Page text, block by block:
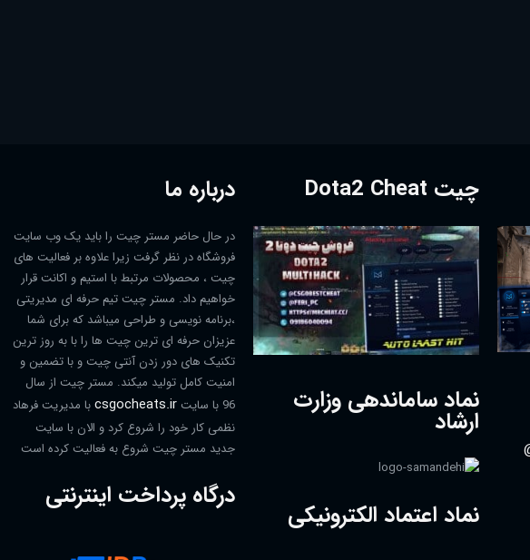
چیت Dota2 Cheat
نماد ساماندهی وزارت
ارشاد
نماد اعتماد الکترونیکی
درباره ما
در حال حاضر مستر چیت را باید یک وب سایت
فروشگاه در نظر گرفت زیرا علاوه بر فعالیت های
چیت ، محصولات مرتبط با استیم و اکانت قرار
خواهیم داد. مستر چیت تیم حرفه ای مدیریتی
،برنامه نویسی و طراحی میباشد که برای شما
عزیزان حرفه ای ترین چیت ها را با به روز ترین
تکنیک های دور زدن آنتی چیت و با تضمین و
امنیت کامل تولید میکند. مستر چیت از سال
96 با سایت
csgocheats.irبا مدیریت فرهاد
نظمی کار خود را شروع کرد و الان با سایت
جدید مستر چیت شروع به فعالیت کرده است
درگاه پرداخت اینترنتی